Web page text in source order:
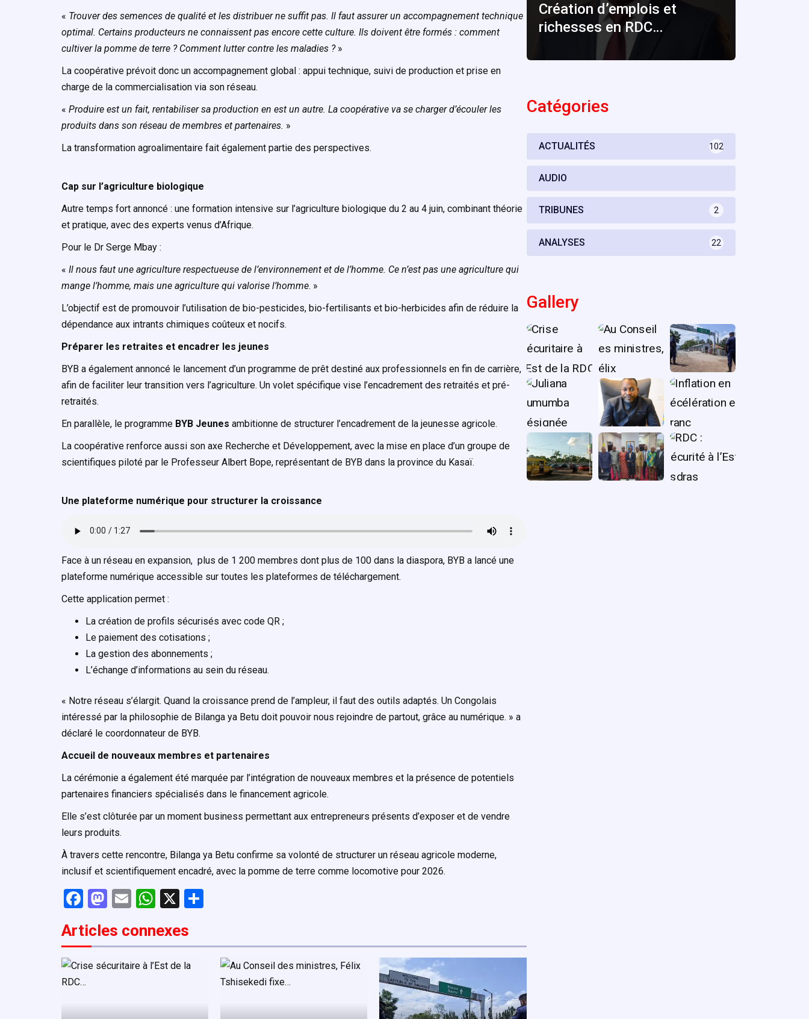
« Trouver des semences de qualité et les distribuer ne suffit pas. Il faut assurer un accompagnement technique
optimal. Certains producteurs ne connaissent pas encore cette culture. Ils doivent être formés : comment
cultiver la pomme de terre ? Comment lutter contre les maladies ?»
La coopérative prévoit donc un accompagnement global : appui technique, suivi de production et prise en
charge de la commercialisation via son réseau.
« Produire est un fait, rentabiliser sa production en est un autre. La coopérative va se charger d’écouler les
produits dans son réseau de membres et partenaires. »
La transformation agroalimentaire fait également partie des perspectives.
Cap sur l’agriculture biologique
Autre temps fort annoncé : une formation intensive sur l’agriculture biologique du 2 au 4 juin, combinant théorie
et pratique, avec des experts venus d’Afrique.
Pour le Dr Serge Mbay :
« Il nous faut une agriculture respectueuse de l’environnement et de l’homme. Ce n’est pas une agriculture qui
mange l’homme, mais une agriculture qui valorise l’homme. »
L’objectif est de promouvoir l’utilisation de bio-pesticides, bio-fertilisants et bio-herbicides afin de réduire la
dépendance aux intrants chimiques coûteux et nocifs.
Préparer les retraites et encadrer les jeunes
BYB a également annoncé le lancement d’un programme de prêt destiné aux professionnels en fin de carrière,
afin de faciliter leur transition vers l’agriculture. Un volet spécifique vise l’encadrement des retraités et pré-
retraités.
En parallèle, le programme BYB Jeunes ambitionne de structurer l’encadrement de la jeunesse agricole.
La coopérative renforce aussi son axe Recherche et Développement, avec la mise en place d’un groupe de
scientifiques piloté par le Professeur Albert Bope, représentant de BYB dans la province du Kasaï.
Une plateforme numérique pour structurer la croissance
Face à un réseau en expansion, plus de 1 200 membres dont plus de 100 dans la diaspora, BYB a lancé une
plateforme numérique accessible sur toutes les plateformes de téléchargement.
Cette application permet :
La création de profils sécurisés avec code QR ;
Le paiement des cotisations ;
La gestion des abonnements ;
L’échange d’informations au sein du réseau.
« Notre réseau s’élargit. Quand la croissance prend de l’ampleur, il faut des outils adaptés. Un Congolais
intéressé par la philosophie de Bilanga ya Betu doit pouvoir nous rejoindre de partout, grâce au numérique. » a
déclaré le coordonnateur de BYB.
Accueil de nouveaux membres et partenaires
La cérémonie a également été marquée par l’intégration de nouveaux membres et la présence de potentiels
partenaires financiers spécialisés dans le financement agricole.
Elle s’est clôturée par un moment business permettant aux entrepreneurs présents d’exposer et de vendre
leurs produits.
À travers cette rencontre, Bilanga ya Betu confirme sa volonté de structurer un réseau agricole moderne,
inclusif et scientifiquement encadré, avec la pomme de terre comme locomotive pour 2026.
F
ce
o
k
M
st
d
n
E
ail
W
at
s
A
p
X
Articles connexes
Création d’emplois et
richesses en RDC…
Catégories
ACTUALITÉS 102
AUDIO
TRIBUNES 2
ANALYSES 22
Gallery